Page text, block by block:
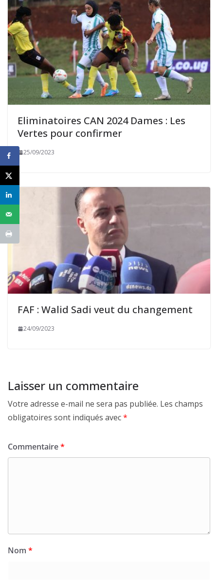
Eliminatoires CAN 2024 Dames : Les
Vertes pour confirmer
25/09/2023
FAF : Walid Sadi veut du changement
24/09/2023
Laisser un commentaire
Votre adresse e-mail ne sera pas publiée. Les champs
obligatoires sont indiqués avec*
Commentaire*
Nom *